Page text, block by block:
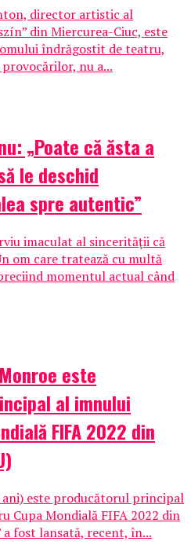
director artistic al
din Miercurea-Ciuc, este
îndrăgostit de teatru,
nu a...
„Poate că ăsta a
le deschid
spre autentic”
imaculat al sincerităţii că
om care tratează cu multă
momentul actual când
este
al imnului
FIFA 2022 din
este producătorul principal
Cupa Mondială FIFA 2022 din
a fost lansată, recent, în...